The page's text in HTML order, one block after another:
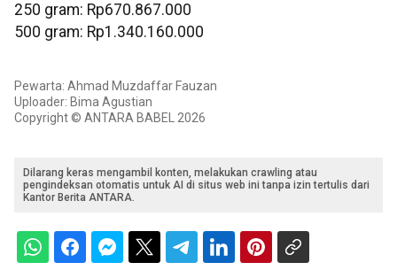
250 gram: Rp670.867.000
‎500 gram: Rp1.340.160.000
Pewarta: Ahmad Muzdaffar Fauzan
Uploader: Bima Agustian
Copyright © ANTARA BABEL 2026
Dilarang keras mengambil konten, melakukan crawling atau
pengindeksan otomatis untuk AI di situs web ini tanpa izin tertulis dari
Kantor Berita ANTARA.